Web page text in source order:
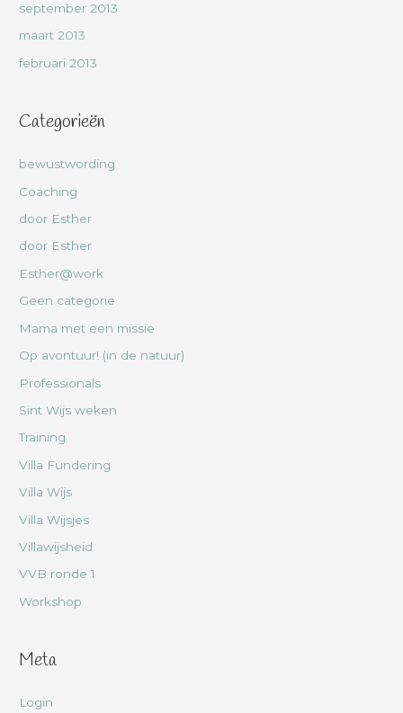
september 2013
maart 2013
februari 2013
Categorieën
bewustwording
Coaching
door Esther
door Esther
Esther@work
Geen categorie
Mama met een missie
Op avontuur! (in de natuur)
Professionals
Sint Wijs weken
Training
Villa Fundering
Villa Wijs
Villa Wijsjes
Villawijsheid
VVB ronde 1
Workshop
Meta
Login